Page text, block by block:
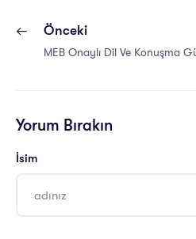
Önceki
MEB Onaylı Dil Ve Konuşma
Yorum Bırakın
İsim